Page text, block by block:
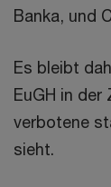
Banka, und
Es bleibt
EuGH in
verbotene
sieht.